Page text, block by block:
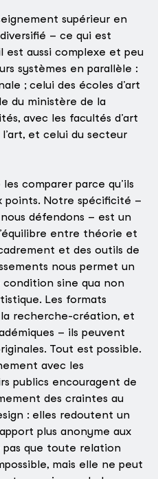
supérieur en
– ce qui est
aussi complexe et peu
systèmes en parallèle :
; celui des écoles d’art
du ministère de la
avec les facultés d’art
et celui du secteur
comparer parce qu’ils
points. Notre spécificité –
défendons – est un
entre théorie et
et des outils de
nous permet un
condition sine qua non
Les formats
recherche-création, et
– ils peuvent
Tout est possible.
avec les
publics encouragent de
des craintes au
: elles redoutent un
plus anonyme aux
pas que toute relation
mais elle ne peut